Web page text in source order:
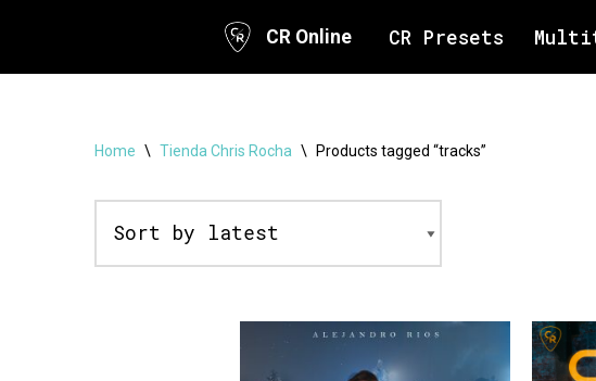
CR Online CR Presets
Home \ Tienda Chris Rocha \ Products tagged “tracks”